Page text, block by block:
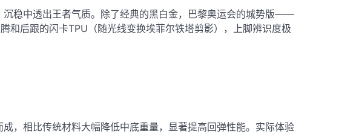
稳中透出王者气质。除了经典的黑白金，巴黎奥运会的城势版——
和后跟的闪卡TPU（随光线变换埃菲尔铁塔剪影），上脚辨识度极
，相比传统材料大幅降低中底重量，显著提高回弹性能。实际体验